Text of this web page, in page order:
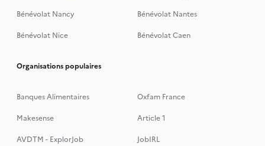
Bénévolat Nancy
Bénévolat Nantes
Bénévolat Nice
Bénévolat Caen
Organisations populaires
Banques Alimentaires
Oxfam France
Makesense
Article 1
AVDTM - ExplorJob
JobIRL